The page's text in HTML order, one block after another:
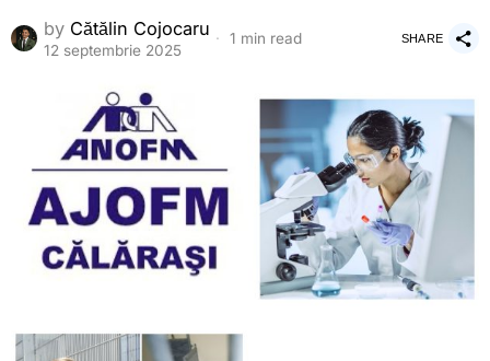
by Cătălin Cojocaru
12 septembrie 2025
1 min read SHARE